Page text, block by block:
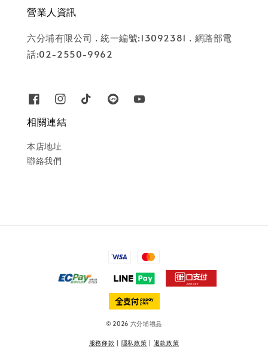
營業人資訊
六分埔有限公司 . 統一編號:13092381 . 網路部電
話:02-2550-9962
相關連結
本店地址
聯絡我們
© 2026 六分埔禮品
服務條款 | 隱私政策 | 退款政策